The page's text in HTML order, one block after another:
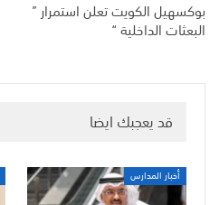
بوكسهيل الكويت تعلن استمرار ”
البعثات الداخلية “
قد يعجبك ايضا
أخبار المدارس